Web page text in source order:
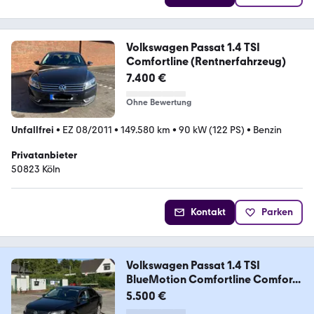
Volkswagen Passat 1.4 TSI
Comfortline (Rentnerfahrzeug)
7.400 €
Ohne Bewertung
Unfallfrei • EZ 08/2011 • 149.580 km • 90 kW (122 PS) • Benzin
Privatanbieter
50823 Köln
Kontakt Parken
Volkswagen Passat 1.4 TSI
BlueMotion Comfortline Comfor...
5.500 €